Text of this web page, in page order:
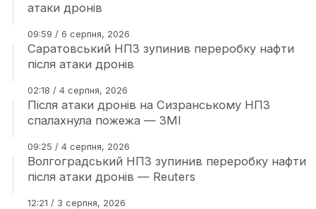
атаки дронів
09:59 / 6 серпня, 2026
Саратовський НПЗ зупинив переробку нафти
після атаки дронів
02:18 / 4 серпня, 2026
Після атаки дронів на Сизранському НПЗ
спалахнула пожежа — ЗМІ
09:25 / 4 серпня, 2026
Волгоградський НПЗ зупинив переробку нафти
після атаки дронів — Reuters
12:21 / 3 серпня, 2026